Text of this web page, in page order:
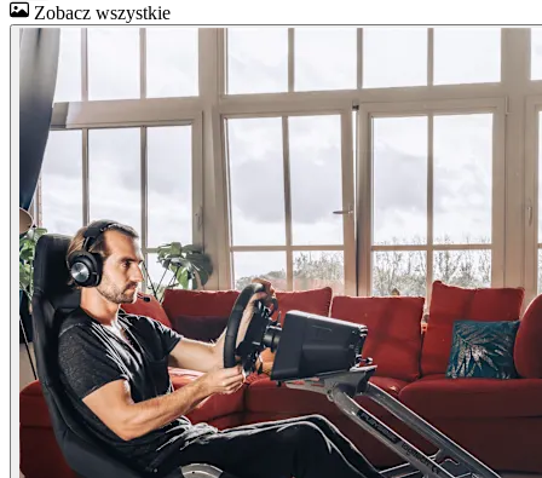
Zobacz wszystkie